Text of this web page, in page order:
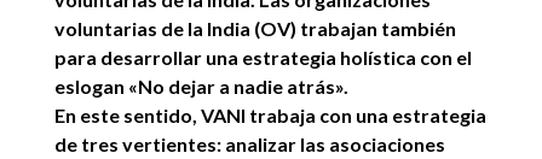
voluntarias de la India (OV) trabajan también
para desarrollar una estrategia holística con el
eslogan «No dejar a nadie atrás».
En este sentido, VANI trabaja con una estrategia
de tres vertientes: analizar las asociaciones